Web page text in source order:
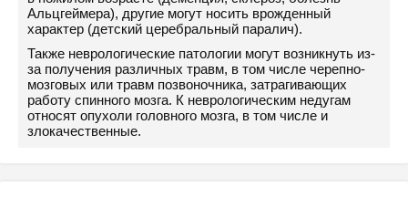
Альцгеймера), другие могут носить врожденный
характер (детский церебральный паралич).
Также неврологические патологии могут возникнуть из-
за получения различных травм, в том числе черепно-
мозговых или травм позвоночника, затрагивающих
работу спинного мозга. К неврологическим недугам
относят опухоли головного мозга, в том числе и
злокачественные.